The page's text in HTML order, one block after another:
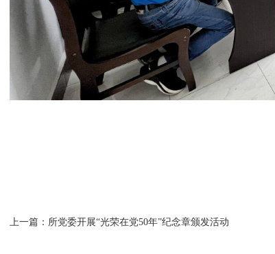
上一篇：所党委开展“光荣在党50年”纪念章颁发活动